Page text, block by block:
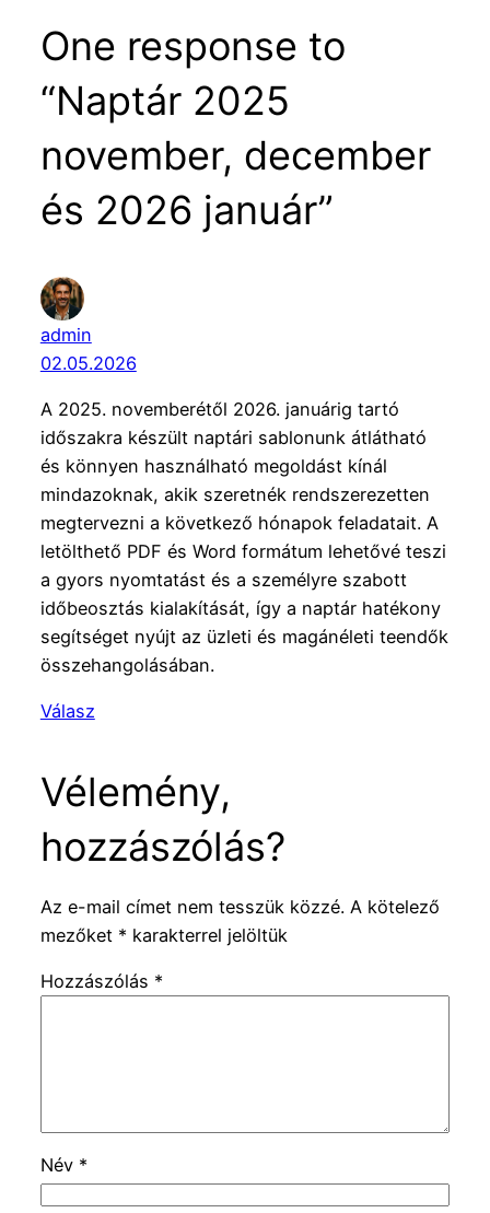
One response to
“Naptár 2025
november, december
és 2026 január”
admin
02.05.2026
A 2025. novemberétől 2026. januárig tartó
időszakra készült naptári sablonunk átlátható
és könnyen használható megoldást kínál
mindazoknak, akik szeretnék rendszerezetten
megtervezni a következő hónapok feladatait. A
letölthető PDF és Word formátum lehetővé teszi
a gyors nyomtatást és a személyre szabott
időbeosztás kialakítását, így a naptár hatékony
segítséget nyújt az üzleti és magánéleti teendők
összehangolásában.
Válasz
Vélemény,
hozzászólás?
Az e-mail címet nem tesszük közzé. A kötelező
mezőket * karakterrel jelöltük
Hozzászólás *
Név *